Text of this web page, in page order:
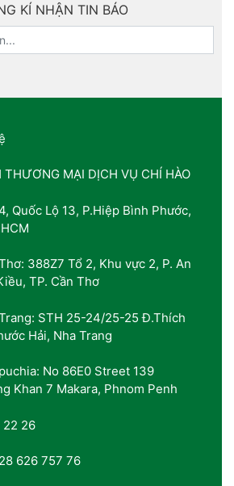
KÍ NHẬN TIN BÁO
THƯƠNG MẠI DỊCH VỤ CHÍ HÀO
Quốc Lộ 13, P.Hiệp Bình Phước,
388Z7 Tổ 2, Khu vực 2, P. An
TP. Cần Thơ
STH 25-24/25-25 Đ.Thích
Hải, Nha Trang
No 86E0 Street 139
Khan 7 Makara, Phnom Penh
22 26
626 757 76